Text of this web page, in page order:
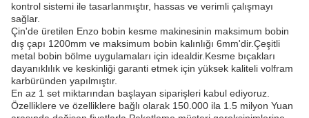
kontrol sistemi ile tasarlanmıştır, hassas ve verimli çalışmayı
sağlar.
Çin'de üretilen Enzo bobin kesme makinesinin maksimum bobin
dış çapı 1200mm ve maksimum bobin kalınlığı 6mm'dir.Çeşitli
metal bobin bölme uygulamaları için idealdir.Kesme bıçakları
dayanıklılık ve keskinliği garanti etmek için yüksek kaliteli volfram
karbüründen yapılmıştır.
En az 1 set miktarından başlayan siparişleri kabul ediyoruz.
Özelliklere ve özelliklere bağlı olarak 150.000 ila 1.5 milyon Yuan